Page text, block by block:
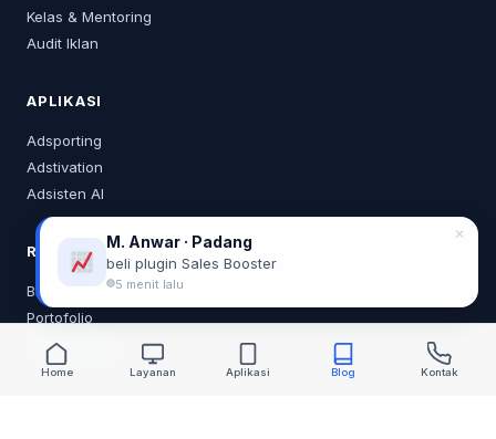
Kelas & Mentoring
Audit Iklan
APLIKASI
Adsporting
Adstivation
Adsisten AI
RESOURCES
Blog
Portofolio
Tentang Saya
Home Layanan Aplikasi Blog Kontak
M. Anwar · Padang
beli plugin Sales Booster
5 menit lalu
✕